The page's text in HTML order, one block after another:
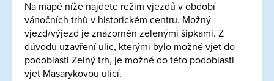
Na mapě níže najdete režim vjezdů v období
vánočních trhů v historickém centru. Možný
vjezd/výjezd je znázorněn zelenými šipkami. Z
důvodu uzavření ulic, kterými bylo možné vjet do
podoblasti Zelný trh, je možné do této podoblasti
vjet Masarykovou ulicí.